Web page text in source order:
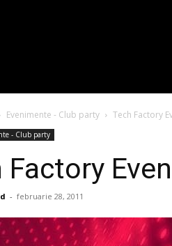
Evenimente - Club party Tech Factory
- Club party
Factory
- februarie 28, 2011